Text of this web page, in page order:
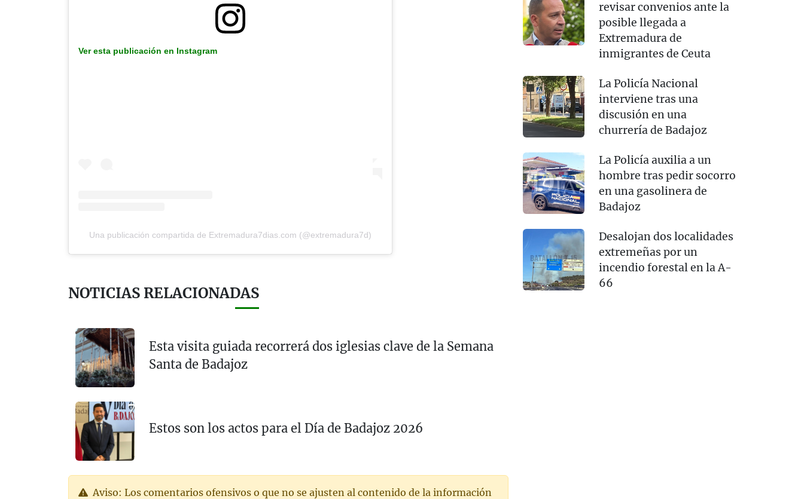
Ver esta publicación en Instagram
Una publicación compartida de Extremadura7dias.com (@extremadura7d)
NOTICIAS RELACIONADAS
Esta visita guiada recorrerá dos iglesias clave de la Semana
Santa de Badajoz
Estos son los actos para el Día de Badajoz 2026
Aviso: Los comentarios ofensivos o que no se ajusten al contenido de la información
revisar convenios ante la
posible llegada a
Extremadura de
inmigrantes de Ceuta
La Policía Nacional
interviene tras una
discusión en una
churrería de Badajoz
La Policía auxilia a un
hombre tras pedir socorro
en una gasolinera de
Badajoz
Desalojan dos localidades
extremeñas por un
incendio forestal en la A-
66